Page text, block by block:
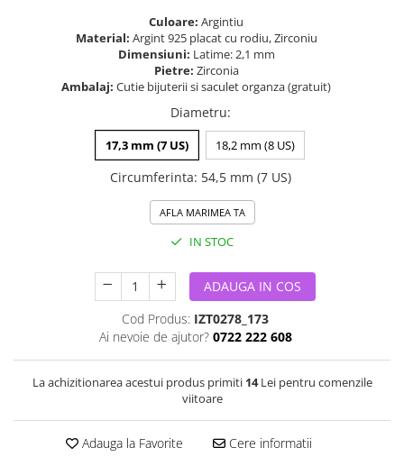
Culoare: Argintiu
Material: Argint 925 placat cu rodiu, Zirconiu
Dimensiuni: Latime: 2,1 mm
Pietre: Zirconia
Ambalaj: Cutie bijuterii si saculet organza (gratuit)
Diametru:
17,3 mm (7 US) 18,2 mm (8 US)
Circumferinta: 54,5 mm (7 US)
AFLA MARIMEA TA
IN STOC
ADAUGA IN COS
Cod Produs: IZT0278_173
Ai nevoie de ajutor? 0722 222 608
La achizitionarea acestui produs primiti 14Lei pentru comenzile
viitoare
Adauga la Favorite Cere informatii